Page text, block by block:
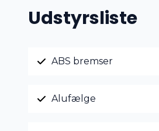
Udstyrsliste
ABS bremser
Alufælge